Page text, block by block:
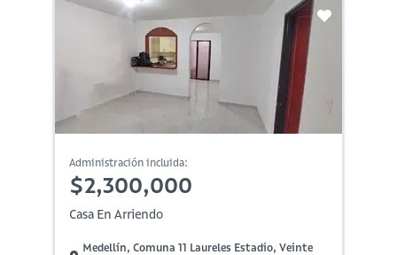
Administración incluida:
$2,300,000
Casa En Arriendo
Medellín, Comuna 11 Laureles Estadio, Veinte